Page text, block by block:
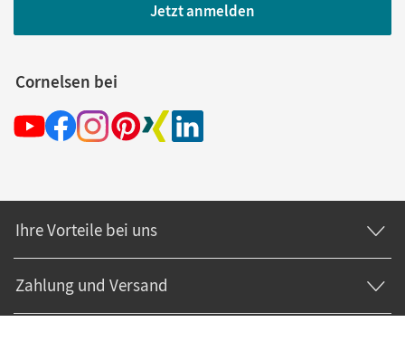
Jetzt anmelden
Cornelsen bei
Ihre Vorteile bei uns
Zahlung und Versand